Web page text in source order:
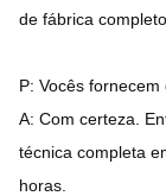
de fábrica
P: Vocês
A: Com certeza.
técnica completa
horas.